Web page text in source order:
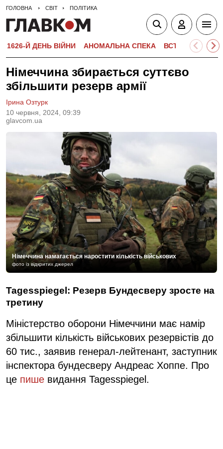
ГОЛОВНА СВІТ ПОЛІТИКА
1626-Й ДЕНЬ ВІЙНИ АНОМАЛЬНА СПЕКА ВСТУПНА
Німеччина збирається суттєво
збільшити резерв армії
10 червня, 2024, 09:39
glavcom.ua
Ірина Озтурк
Німеччина намагається наростити кількість військових
фото із відкритих джерел
Tagesspiegel: Резерв Бундесверу зросте на
третину
Міністерство оборони Німеччини має намір
збільшити кількість військових резервістів до
60 тис., заявив генерал-лейтенант, заступник
інспектора бундесверу Андреас Хоппе. Про
це пише видання Tagesspiegel.